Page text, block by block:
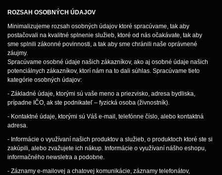
ROZSAH OSOBNÝCH ÚDAJOV
Minimalizujeme rozsah osobných údajov ktoré spracúvame, tak aby
postačovali na kvalitné splnenie služieb, ktoré od nás očakávate, tak aby
sme splnili zákonné povinnosti, a tak aby sme chránili naše oprávnené
záujmy.
Spracúvame osobné údaje našich zákazníkov, ako aj osobné údaje našich
potenciálnych zákazníkov, ktorí nám na to dali súhlas. Spracúvame tieto
kategórie osobných údajov:
- Základné údaje, ktorými sú vaše meno a priezvisko, adresa bydliska,
prípadne IČO, ak ste podnikateľ – fyzická osoba (živnostník).
- Kontaktné údaje, ktorými sú Váš e-mail, telefónne číslo, alebo kontaktná
adresa.
- Informácie o využívaní našich produktov a služieb, o produktoch ktoré ste si
zakúpili, alebo zvažujete ich nákup. Informácie o využívaní nášho eshopu,
informačného newsletra a podobne.
- Záznamy e-mailovej a chatovej komunikácie, záznamy telefonátov,